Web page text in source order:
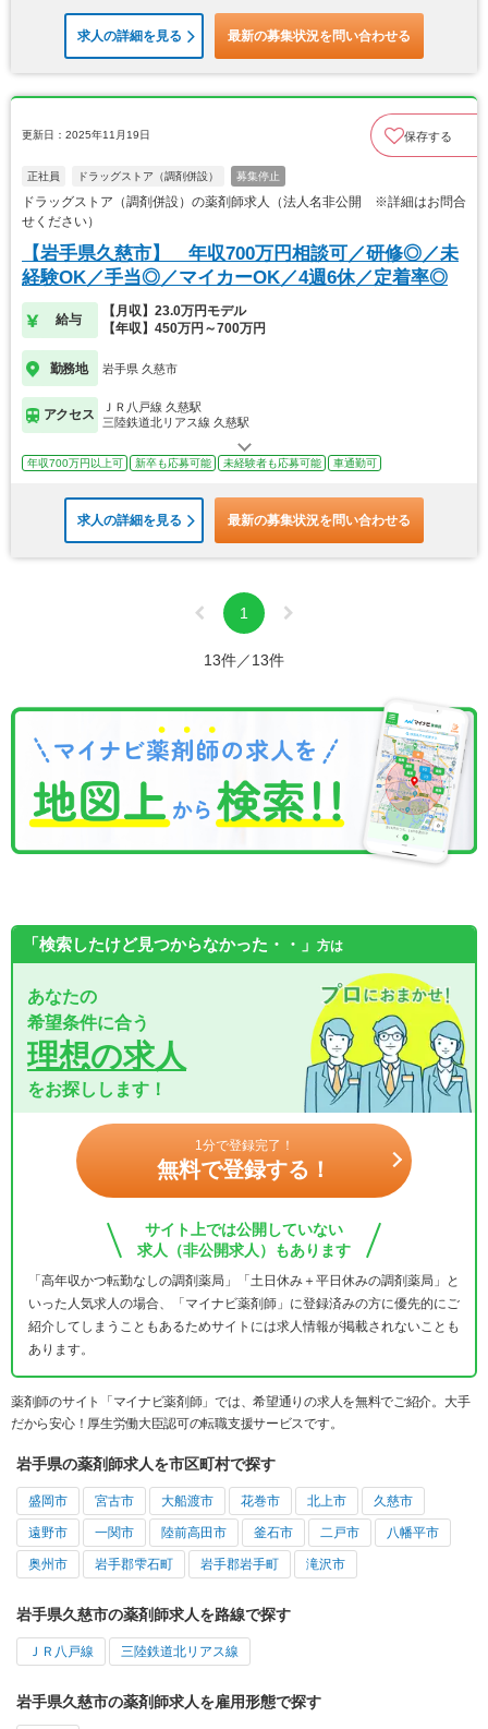
求人の詳細を見る 最新の募集状況を問い合わせる
更新日：2025年11月19日 保存する
正社員 ドラッグストア（調剤併設） 募集停止
ドラッグストア（調剤併設）の薬剤師求人（法人名非公開 ※詳細はお問合
せください）
【岩手県久慈市】 年収700万円相談可／研修◎／未
経験OK／手当◎／マイカーOK／4週6休／定着率◎
給与
【月収】23.0万円モデル
【年収】450万円～700万円
勤務地 岩手県 久慈市
アクセス
ＪＲ八戸線 久慈駅
三陸鉄道北リアス線 久慈駅
年収700万円以上可 新卒も応募可能 未経験者も応募可能 車通勤可
求人の詳細を見る 最新の募集状況を問い合わせる
1
13件／13件
「検索したけど見つからなかった・・」 方は
あなたの
希望条件に合う
理想の求人
をお探しします！
1分で登録完了！
無料で登録する！
サイト上では公開していない
求人（非公開求人）もあります
「高年収かつ転勤なしの調剤薬局」「土日休み＋平日休みの調剤薬局」と
いった人気求人の場合、「マイナビ薬剤師」に登録済みの方に優先的にご
紹介してしまうこともあるためサイトには求人情報が掲載されないことも
あります。
薬剤師のサイト「マイナビ薬剤師」では、希望通りの求人を無料でご紹介。大手
だから安心！厚生労働大臣認可の転職支援サービスです。
岩手県の薬剤師求人を市区町村で探す
盛岡市 宮古市 大船渡市 花巻市 北上市 久慈市
遠野市 一関市 陸前高田市 釜石市 二戸市 八幡平市
奥州市 岩手郡雫石町 岩手郡岩手町 滝沢市
岩手県久慈市の薬剤師求人を路線で探す
ＪＲ八戸線 三陸鉄道北リアス線
岩手県久慈市の薬剤師求人を雇用形態で探す